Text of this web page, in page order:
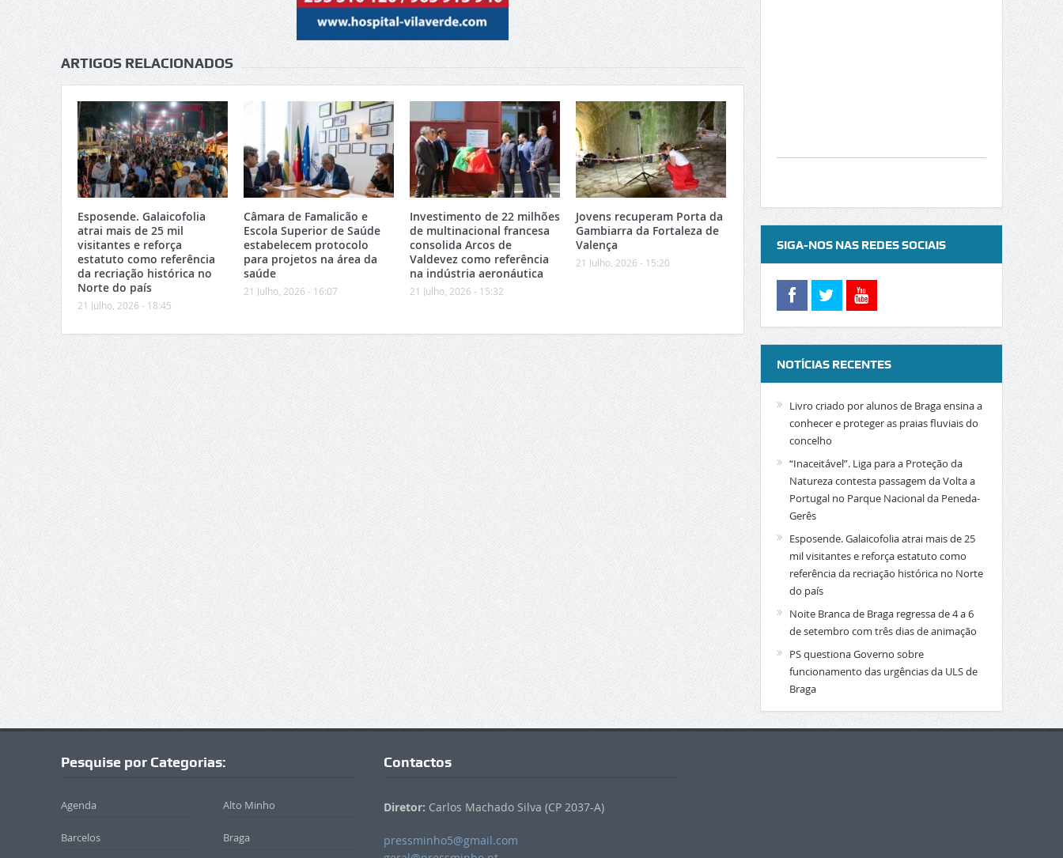
ARTIGOS RELACIONADOS
Esposende. Galaicofolia
atrai mais de 25 mil
visitantes e reforça
estatuto como referência
da recriação histórica no
Norte do país
21 Julho, 2026 - 18:45
Câmara de Famalicão e
Escola Superior de Saúde
estabelecem protocolo
para projetos na área da
saúde
21 Julho, 2026 - 16:07
Investimento de 22 milhões
de multinacional francesa
consolida Arcos de
Valdevez como referência
na indústria aeronáutica
21 Julho, 2026 - 15:32
Jovens recuperam Porta da
Gambiarra da Fortaleza de
Valença
21 Julho, 2026 - 15:20
SIGA-NOS NAS REDES SOCIAIS
NOTÍCIAS RECENTES
Livro criado por alunos de Braga ensina a
conhecer e proteger as praias fluviais do
concelho
“Inaceitável”. Liga para a Proteção da
Natureza contesta passagem da Volta a
Portugal no Parque Nacional da Peneda-
Gerês
Esposende. Galaicofolia atrai mais de 25
mil visitantes e reforça estatuto como
referência da recriação histórica no Norte
do país
Noite Branca de Braga regressa de 4 a 6
de setembro com três dias de animação
PS questiona Governo sobre
funcionamento das urgências da ULS de
Braga
Pesquise por Categorias:
Agenda Alto Minho
Barcelos Braga
Contactos
Diretor: Carlos Machado Silva (CP 2037-A)
pressminho5@gmail.com